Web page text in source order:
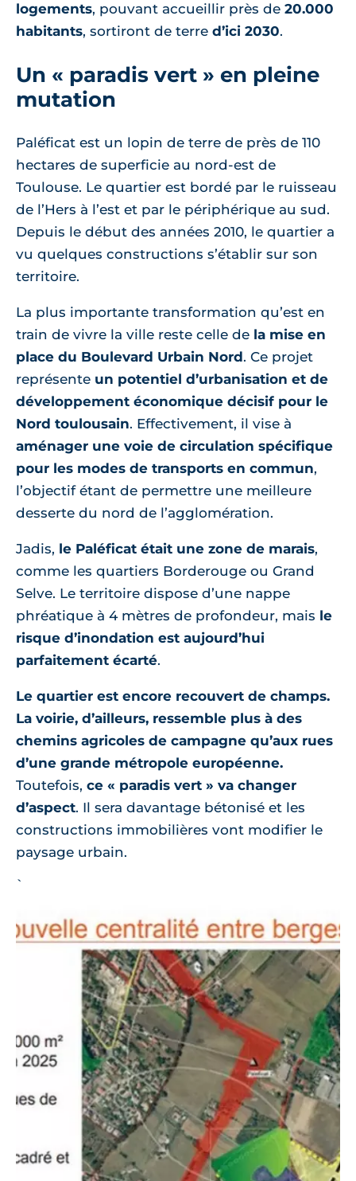
logements, pouvant accueillir près de 20.000
habitants, sortiront de terre d’ici 2030.
Un « paradis vert » en pleine
mutation
Paléficat est un lopin de terre de près de 110
hectares de superficie au nord-est de
Toulouse. Le quartier est bordé par le ruisseau
de l’Hers à l’est et par le périphérique au sud.
Depuis le début des années 2010, le quartier a
vu quelques constructions s’établir sur son
territoire.
La plus importante transformation qu’est en
train de vivre la ville reste celle de la mise en
place du Boulevard Urbain Nord. Ce projet
représente un potentiel d’urbanisation et de
développement économique décisif pour le
Nord toulousain. Effectivement, il vise à
aménager une voie de circulation spécifique
pour les modes de transports en commun,
l’objectif étant de permettre une meilleure
desserte du nord de l’agglomération.
Jadis, le Paléficat était une zone de marais,
comme les quartiers Borderouge ou Grand
Selve. Le territoire dispose d’une nappe
phréatique à 4 mètres de profondeur, mais le
risque d’inondation est aujourd’hui
parfaitement écarté.
Le quartier est encore recouvert de champs.
La voirie, d’ailleurs, ressemble plus à des
chemins agricoles de campagne qu’aux rues
d’une grande métropole européenne.
Toutefois, ce « paradis vert » va changer
d’aspect. Il sera davantage bétonisé et les
constructions immobilières vont modifier le
paysage urbain.
`